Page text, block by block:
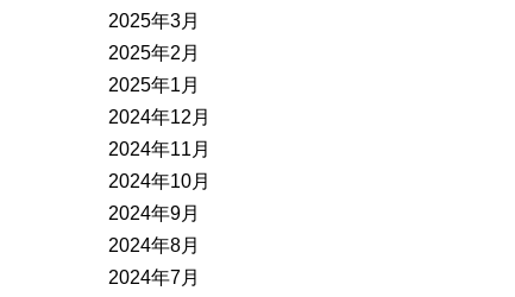
2025年3月
2025年2月
2025年1月
2024年12月
2024年11月
2024年10月
2024年9月
2024年8月
2024年7月